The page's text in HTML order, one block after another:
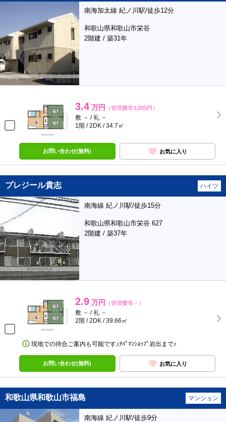
南海加太線 紀ノ川駅/徒歩12分
和歌山県和歌山市栄谷
2階建 / 築31年
3.4 万円 （管理費等3,000円）
敷 － / 礼 －
1階 / 2DK / 34.7㎡
お問い合わせ(無料) お気に入り
プレジール貴志 ハイツ
南海線 紀ノ川駅/徒歩15分
和歌山県和歌山市栄谷 627
2階建 / 築37年
2.9 万円 （管理費等－）
敷 － / 礼 －
2階 / 2DK / 39.66㎡
現地での待合ご案内も可能です♪ｱﾊﾟﾏﾝｼｮｯﾌﾟ岩出まで♪
お問い合わせ(無料) お気に入り
和歌山県和歌山市福島 マンション
南海線 紀ノ川駅/徒歩9分